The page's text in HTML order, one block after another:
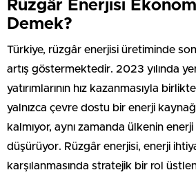
Rüzgâr Enerjisi
Demek?
Türkiye, rüzgâr enerjisi üretiminde
artış göstermektedir. 2023 yılında
yatırımlarının hız kazanmasıyla
yalnızca çevre dostu bir enerji
kalmıyor, aynı zamanda ülkenin
düşürüyor. Rüzgâr enerjisi, enerji
karşılanmasında stratejik bir rol